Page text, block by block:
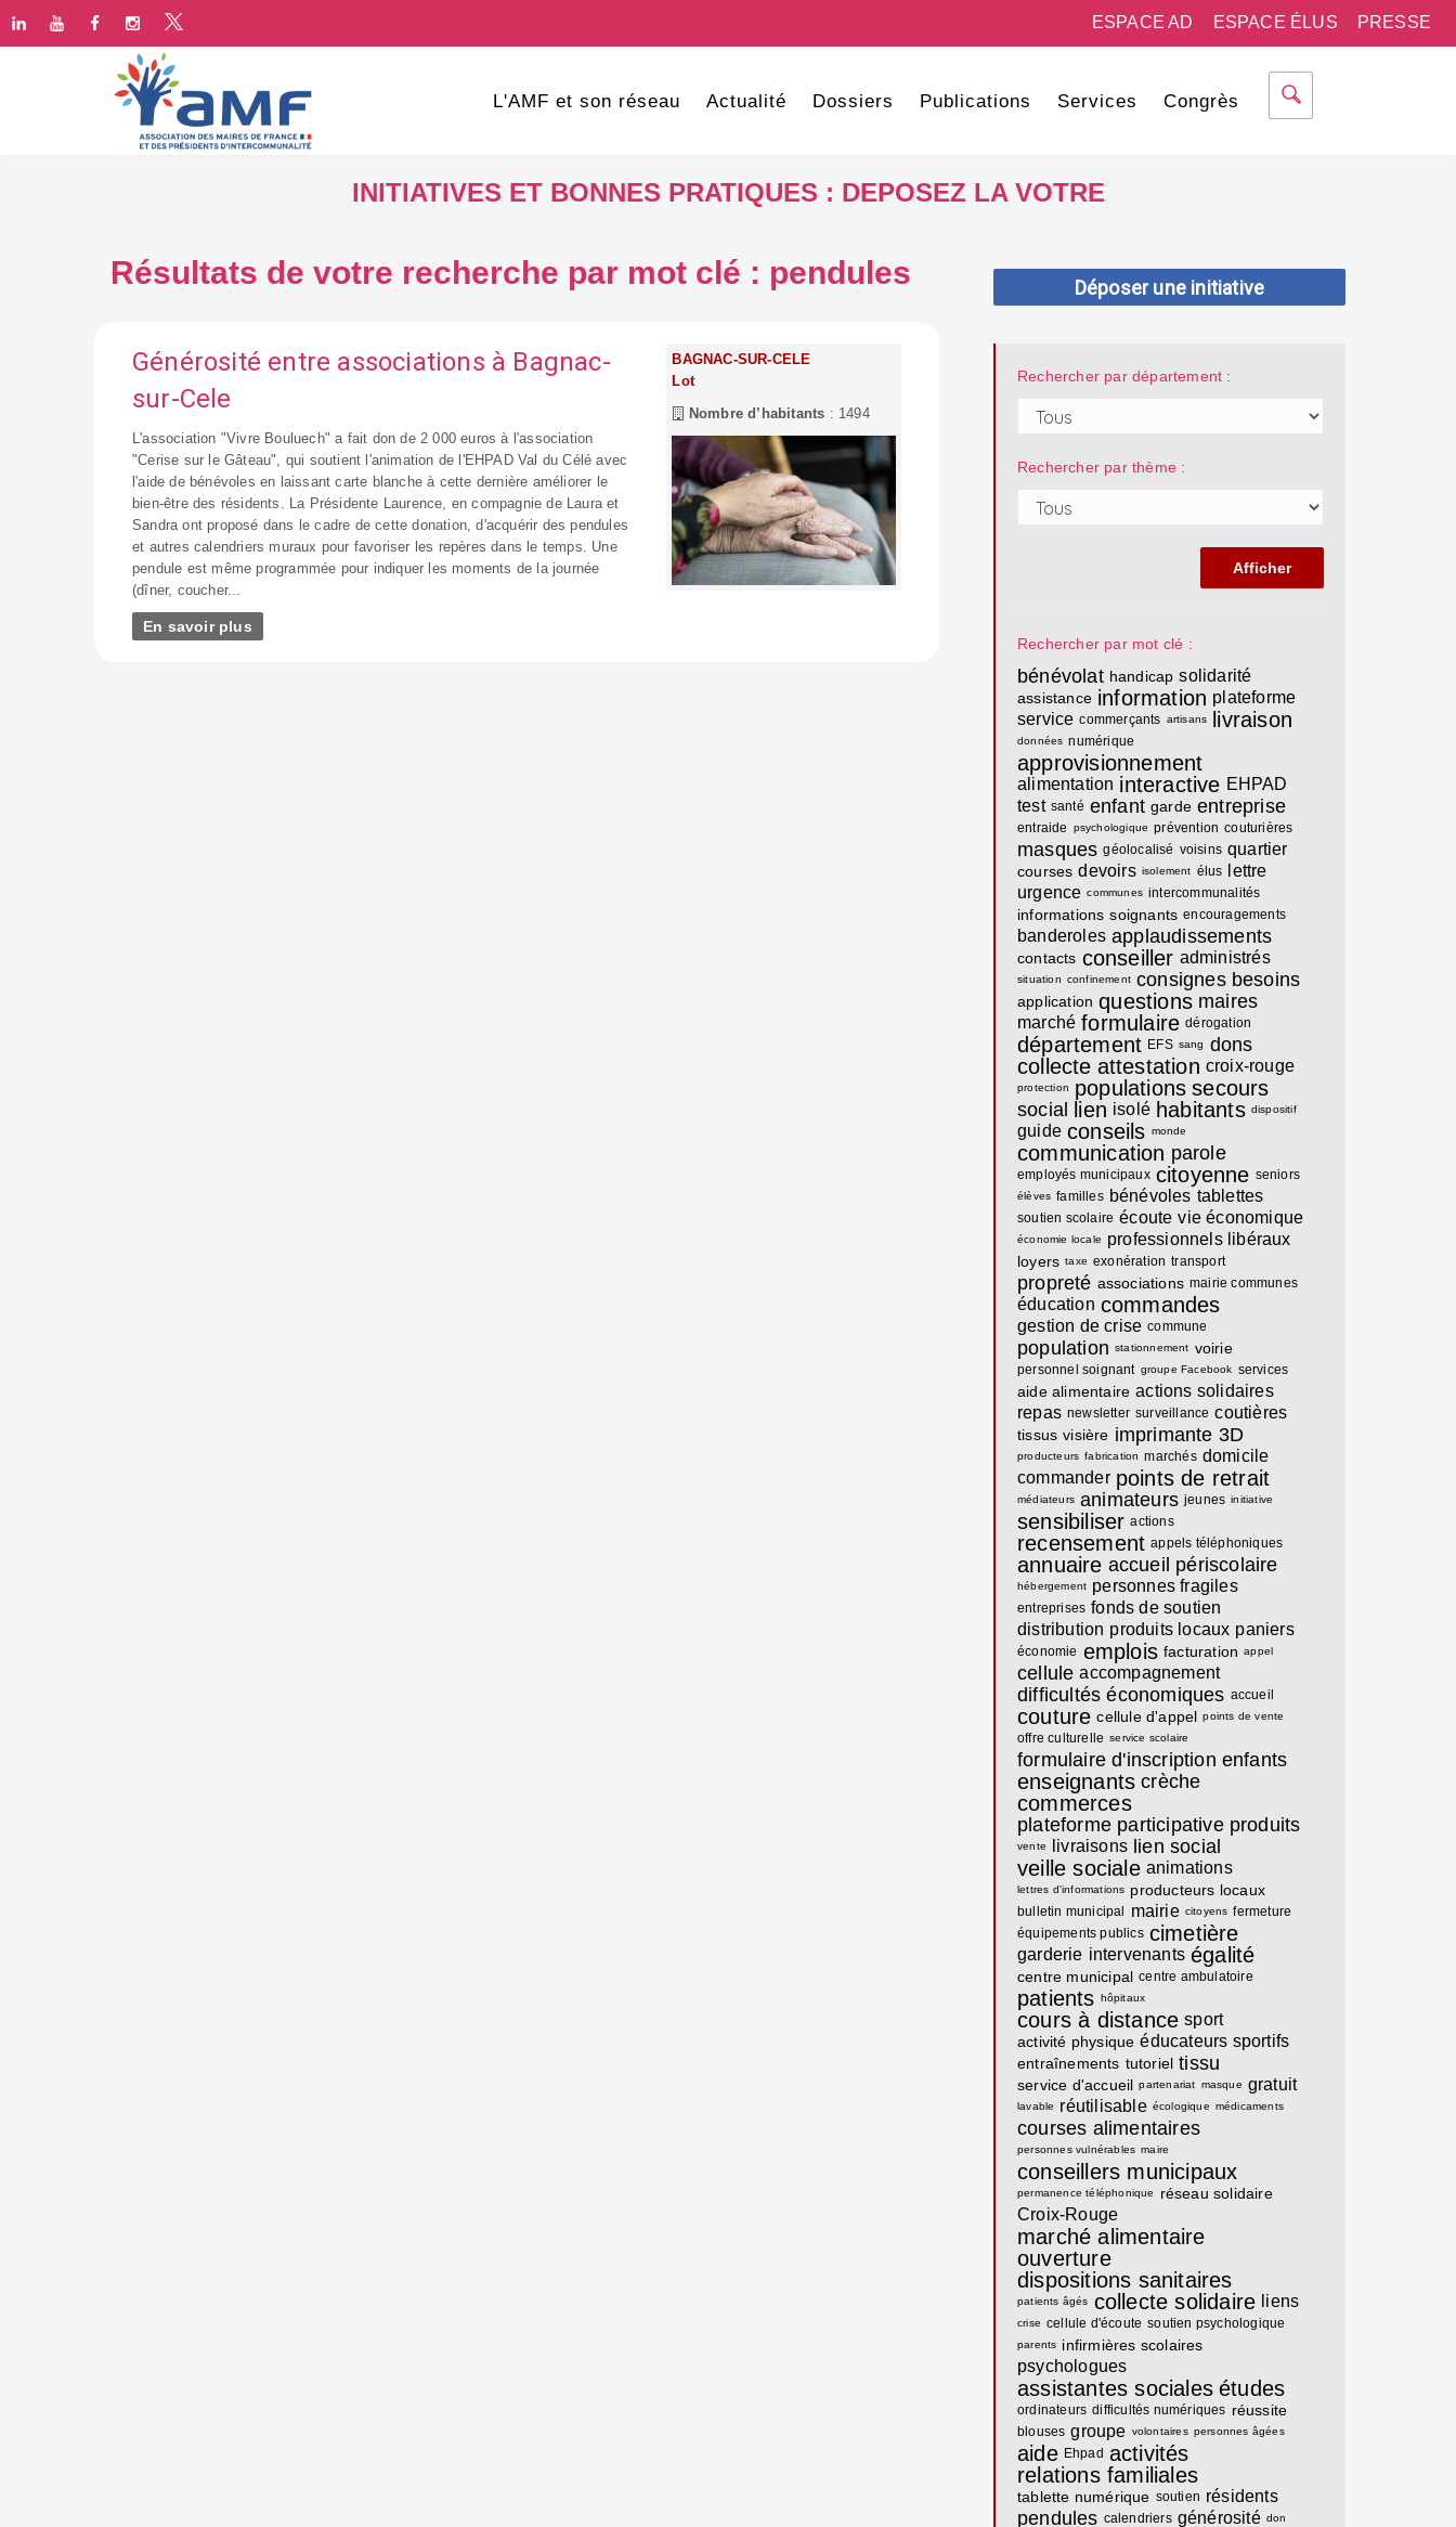
PRESSE
ESPACE ÉLUS
ESPACE AD
L'AMF et son réseau Actualité Dossiers Publications Services Congrès
INITIATIVES ET BONNES PRATIQUES : DEPOSEZ LA VOTRE
Résultats de votre recherche par mot clé : pendules Déposer une initiative
Générosité entre associations à Bagnac-
sur-Cele
L'association "Vivre Bouluech" a fait don de 2 000 euros à l'association
"Cerise sur le Gâteau", qui soutient l'animation de l'EHPAD Val du Célé avec
l'aide de bénévoles en laissant carte blanche à cette dernière améliorer le
bien-être des résidents. La Présidente Laurence, en compagnie de Laura et
Sandra ont proposé dans le cadre de cette donation, d'acquérir des pendules
et autres calendriers muraux pour favoriser les repères dans le temps. Une
pendule est même programmée pour indiquer les moments de la journée
(dîner, coucher...
En savoir plus
BAGNAC-SUR-CELE
Lot
Nombre d’habitants : 1494
Rechercher par département :
Rechercher par thème :
Rechercher par mot clé :
bénévolat handicap solidarité
assistance information plateforme
service commerçants artisans livraison
données numérique
approvisionnement
alimentation interactive EHPAD
test santé enfant garde entreprise
entraide psychologique prévention couturières
masques géolocalisé voisins quartier
courses devoirs isolement élus
lettre
urgence communes intercommunalités
informations soignants encouragements
banderoles applaudissements
contacts conseiller administrés
situation confinement consignes besoins
application questions maires
marché formulaire dérogation
département EFS sang dons
collecte attestation croix-rouge
protection populations secours
social lien isolé habitants dispositif
guide conseils monde
communication parole
employés municipaux citoyenne seniors
élèves familles bénévoles tablettes
soutien scolaire écoute vie économique
économie locale professionnels libéraux
loyers taxe exonération transport
propreté associations mairie communes
éducation commandes
gestion de crise commune
population stationnement voirie
personnel soignant groupe Facebook services
aide alimentaire actions solidaires
repas newsletter surveillance coutières
tissus visière imprimante 3D
producteurs fabrication marchés domicile
commander points de retrait
médiateurs animateurs jeunes initiative
sensibiliser actions
recensement appels téléphoniques
annuaire accueil périscolaire
hébergement personnes fragiles
entreprises fonds de soutien
distribution produits locaux paniers
économie emplois facturation appel
cellule accompagnement
difficultés économiques accueil
couture cellule d'appel points de vente
offre culturelle service scolaire
formulaire d'inscription enfants
enseignants crèche
commerces
plateforme participative produits
vente livraisons lien social
veille sociale animations
lettres d'informations producteurs locaux
bulletin municipal mairie citoyens fermeture
équipements publics cimetière
garderie intervenants égalité
centre municipal centre ambulatoire
patients hôpitaux
cours à distance sport
activité physique éducateurs sportifs
entraînements tutoriel tissu
service d'accueil partenariat masque gratuit
lavable réutilisable écologique médicaments
courses alimentaires
personnes vulnérables maire
conseillers municipaux
permanence téléphonique réseau solidaire
Croix-Rouge
marché alimentaire
ouverture
dispositions sanitaires
patients âgés collecte solidaire liens
crise cellule d'écoute soutien psychologique
parents infirmières scolaires
psychologues
assistantes sociales études
ordinateurs difficultés numériques réussite
blouses groupe volontaires personnes âgées
aide Ehpad activités
relations familiales
tablette numérique soutien résidents
pendules calendriers générosité don